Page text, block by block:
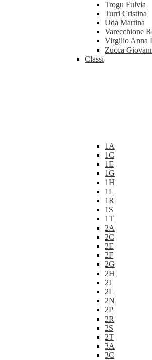
Trogu Fulvia
Turri Cristina
Uda Martina
Varecchione
Virgilio Anna
Zucca
Classi
1A
1C
1E
1G
1H
1L
1R
1S
1T
2A
2C
2E
2F
2G
2H
2I
2L
2N
2P
2R
2S
2T
3A
3C